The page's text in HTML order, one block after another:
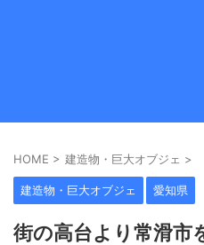
HOME > 建造物・巨大オブジェ >
建造物・巨大オブジェ 愛知県
街の高台より常滑市